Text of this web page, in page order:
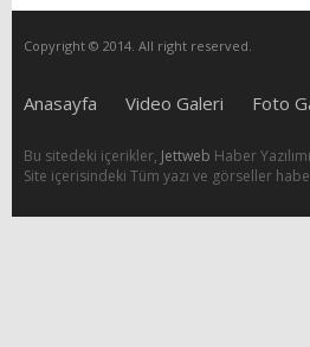
Copyright © 2014. All right reserved.
Anasayfa Video Galeri Foto
Bu sitedeki içerikler, Jettweb Haber
Site içerisindeki Tüm yazı ve görseller